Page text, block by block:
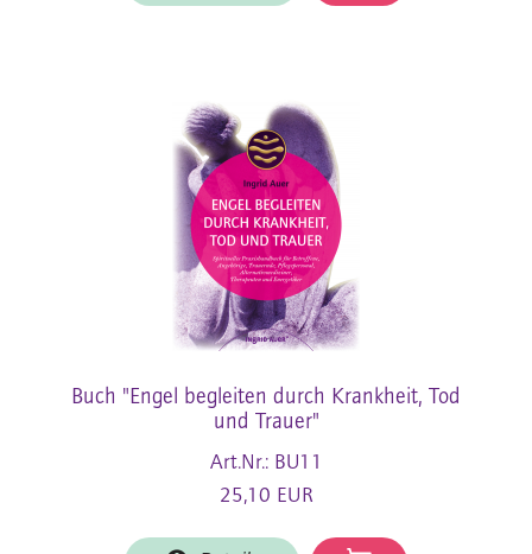
Buch "Engel begleiten durch Krankheit, Tod
und Trauer"
Art.Nr.: BU11
25,10 EUR